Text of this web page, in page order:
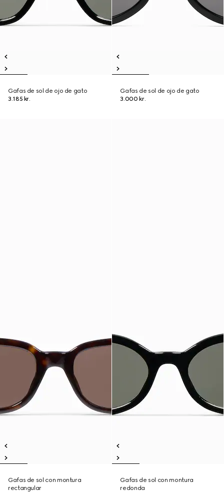
Gafas de sol de ojo de gato
3.185 kr.
Gafas de sol de ojo de gato
3.000 kr.
Gafas de sol con montura
rectangular
Gafas de sol con montura
redonda